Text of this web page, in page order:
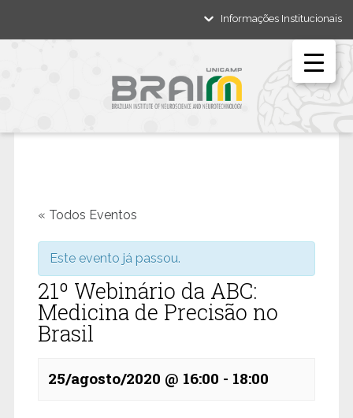
Informações Institucionais
« Todos Eventos
Este evento já passou.
21º Webinário da ABC:
Medicina de Precisão no
Brasil
25/agosto/2020 @ 16:00 - 18:00